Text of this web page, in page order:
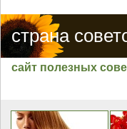
страна
сайт полезных